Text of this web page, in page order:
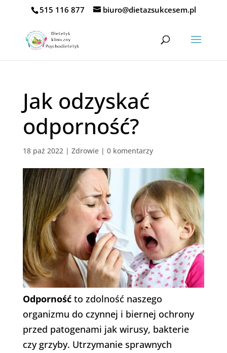
515 116 877 biuro@dietazsukcesem.pl
Jak odzyskać
odporność?
18 paź 2022| Zdrowie| 0 komentarzy
Odpornośćto zdolność naszego
organizmu do czynnej i biernej ochrony
przed patogenami jak wirusy, bakterie
czy grzyby. Utrzymanie sprawnych